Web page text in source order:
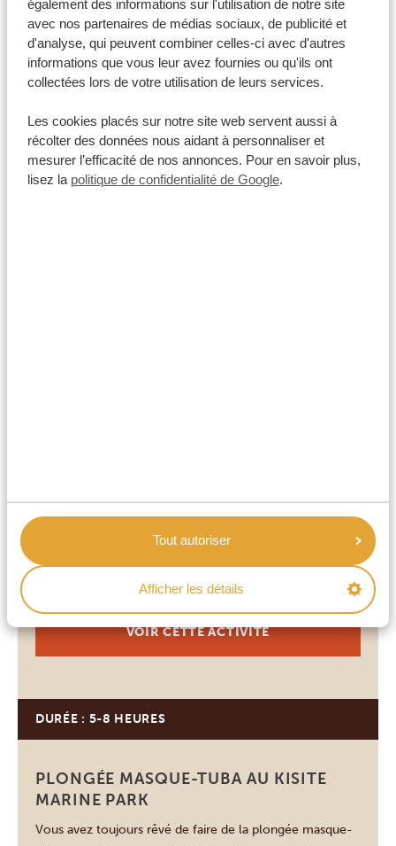
également des informations sur l'utilisation de notre site
avec nos partenaires de médias sociaux, de publicité et
d'analyse, qui peuvent combiner celles-ci avec d'autres
informations que vous leur avez fournies ou qu'ils ont
collectées lors de votre utilisation de leurs services.
Les cookies placés sur notre site web servent aussi à
récolter des données nous aidant à personnaliser et
mesurer l’efficacité de nos annonces. Pour en savoir plus,
lisez la politique de confidentialité de Google.
Tout autoriser
Afficher les détails
Diani Beach
DURÉE : 2-3 HEURES
SABLE DE DIANI
Embarquez pour une excursion passionnante en canoë
vers le banc de sable de Diani nommé Robinson Island !
Embarquez pour une randonnée passionnante dans la
plus grandes forêts côtières d’Afrique de l’Est. Son
Enfilez vos chaussures de randonnée et ouvrez bien l’œil
VOIR CETTE ACTIVITÉ
DURÉE : 5-8 HEURES
PLONGÉE MASQUE-TUBA AU KISITE
MARINE PARK
Vous avez toujours rêvé de faire de la plongée masque-